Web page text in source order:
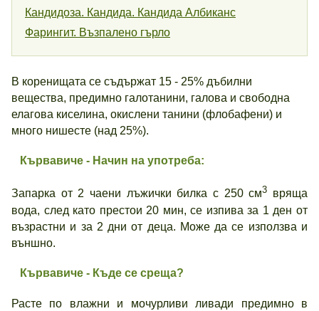
Кандидоза. Кандида. Кандида Албиканс
Фарингит. Възпалено гърло
В коренищата се съдържат 15 - 25% дъбилни
вещества, предимно галотанини, галова и свободна
елагова киселина, окислени танини (флобафени) и
много нишесте (над 25%).
Кървавиче - Начин на употреба:
Запарка от 2 чаени лъжички билка с 250 см3 вряща
вода, след като престои 20 мин, се изпива за 1 ден от
възрастни и за 2 дни от деца. Може да се използва и
външно.
Кървавиче - Къде се среща?
Расте по влажни и мочурливи ливади предимно в